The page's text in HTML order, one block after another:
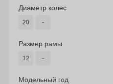
Диаметр колес
20 -
Размер рамы
12 -
Модельный год